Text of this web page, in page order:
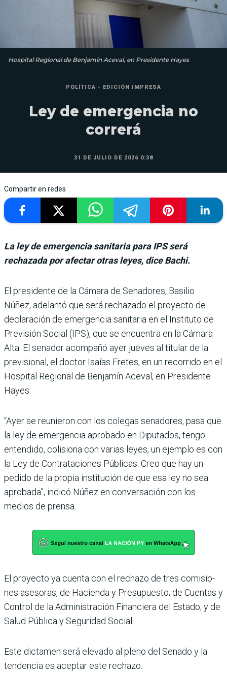
Hospital Regional de Benjamín Aceval, en Presidente Hayes
POLÍTICA - EDICIÓN IMPRESA
Ley de emergencia no
correrá
31 DE JULIO DE 2026 0:38
Compartir en redes
La ley de emergencia sanitaria para IPS será
rechazada por afectar otras leyes, dice Bachi.
El presidente de la Cámara de Senadores, Basilio
Núñez, adelantó que será rechazado el proyecto de
declaración de emergencia sanitaria en el Instituto de
Previsión Social (IPS), que se encuentra en la Cámara
Alta. El senador acompañó ayer jueves al titu­lar de la
previsional, el doc­tor Isaías Fretes, en un reco­rrido en el
Hospital Regional de Benjamín Aceval, en Pre­sidente
Hayes.
“Ayer se reunieron con los colegas senadores, pasa que
la ley de emergencia aprobado en Diputados, tengo
enten­dido, colisiona con varias leyes, un ejemplo es con
la Ley de Contrataciones Públicas. Creo que hay un
pedido de la propia institución de que esa ley no sea
aprobada”, indicó Núñez en conversación con los
medios de prensa.
El proyecto ya cuenta con el rechazo de tres comisio­
nes asesoras, de Hacienda y Presupuesto; de Cuentas y
Control de la Administra­ción Financiera del Estado; y de
Salud Pública y Seguri­dad Social.
Este dictamen será elevado al pleno del Senado y la
tenden­cia es aceptar este rechazo.